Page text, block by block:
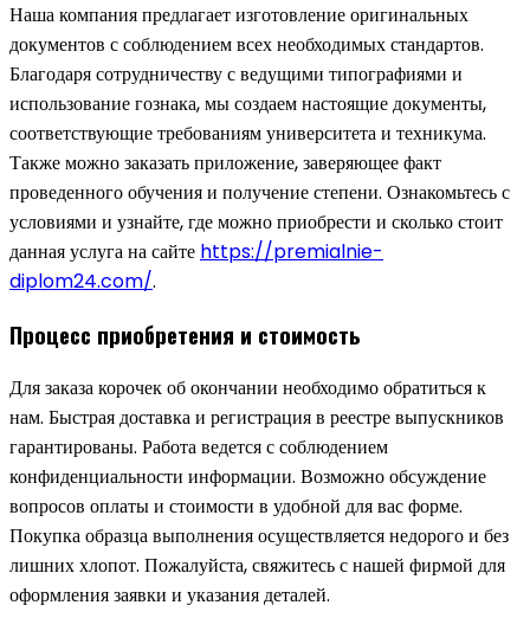
Наша компания предлагает изготовление оригинальных
документов с соблюдением всех необходимых стандартов.
Благодаря сотрудничеству с ведущими типографиями и
использование гознака, мы создаем настоящие документы,
соответствующие требованиям университета и техникума.
Также можно заказать приложение, заверяющее факт
проведенного обучения и получение степени. Ознакомьтесь с
условиями и узнайте, где можно приобрести и сколько стоит
данная услуга на сайте https://premialnie-
diplom24.com/.
Процесс приобретения и стоимость
Для заказа корочек об окончании необходимо обратиться к
нам. Быстрая доставка и регистрация в реестре выпускников
гарантированы. Работа ведется с соблюдением
конфиденциальности информации. Возможно обсуждение
вопросов оплаты и стоимости в удобной для вас форме.
Покупка образца выполнения осуществляется недорого и без
лишних хлопот. Пожалуйста, свяжитесь с нашей фирмой для
оформления заявки и указания деталей.